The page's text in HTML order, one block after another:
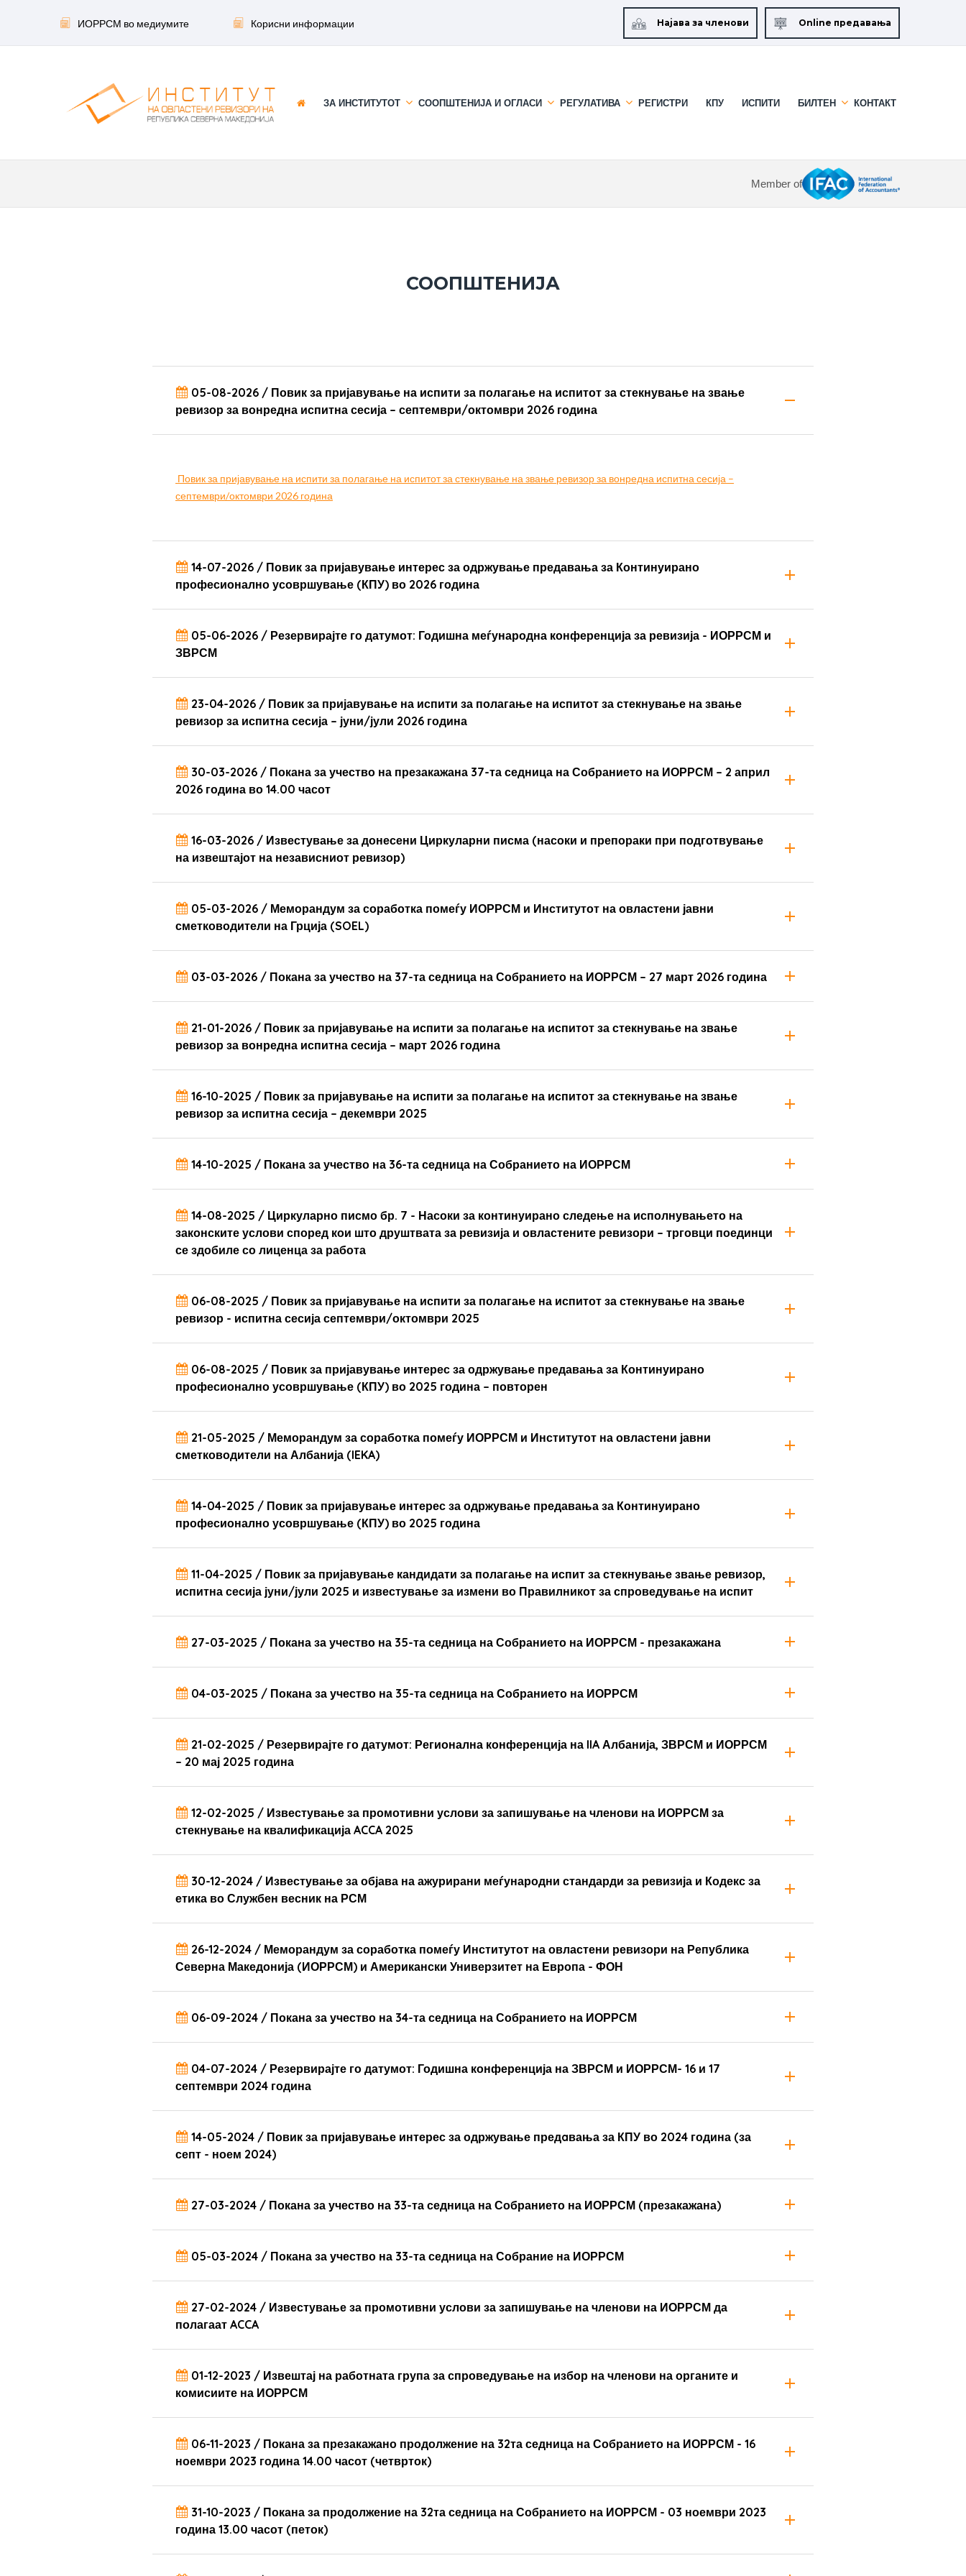
ИОРРСМ во медиумите Корисни информации Најава за членови Online предавања
ЗА ИНСТИТУТОТ СООПШТЕНИЈА И ОГЛАСИ РЕГУЛАТИВА РЕГИСТРИ КПУ ИСПИТИ БИЛТЕН КОНТАКТ
Member of
СООПШТЕНИЈА
05-08-2026 / Повик за пријавување на испити за полагање на испитот за стекнување на звање
ревизор за вонредна испитна сесија – септември/октомври 2026 година
Повик за пријавување на испити за полагање на испитот за стекнување на звање ревизор за вонредна испитна сесија –
септември/октомври 2026 година
14-07-2026 / Повик за пријавување интерес за одржување предавања за Континуирано
професионално усовршување (КПУ) во 2026 година
05-06-2026 / Резервирајте го датумот: Годишна меѓународна конференција за ревизија - ИОРРСМ и
ЗВРСМ
23-04-2026 / Повик за пријавување на испити за полагање на испитот за стекнување на звање
ревизор за испитна сесија – јуни/јули 2026 година
30-03-2026 / Покана за учество на презакажана 37-та седница на Собранието на ИОРРСМ – 2 април
2026 година во 14.00 часот
16-03-2026 / Известување за донесени Циркуларни писма (насоки и препораки при подготвување
на извештајот на независниот ревизор)
05-03-2026 / Меморандум за соработка помеѓу ИОРРСМ и Институтот на овластени јавни
сметководители на Грција (SOEL)
03-03-2026 / Покана за учество на 37-та седница на Собранието на ИОРРСМ – 27 март 2026 година
21-01-2026 / Повик за пријавување на испити за полагање на испитот за стекнување на звање
ревизор за вонредна испитна сесија – март 2026 година
16-10-2025 / Повик за пријавување на испити за полагање на испитот за стекнување на звање
ревизор за испитна сесија – декември 2025
14-10-2025 / Покана за учество на 36-та седница на Собранието на ИОРРСМ
14-08-2025 / Циркуларно писмо бр. 7 - Насоки за континуирано следење на исполнувањето на
законските услови според кои што друштвата за ревизија и овластените ревизори – трговци поединци
се здобиле со лиценца за работа
06-08-2025 / Повик за пријавување на испити за полагање на испитот за стекнување на звање
ревизор - испитна сесија септември/октомври 2025
06-08-2025 / Повик за пријавување интерес за одржување предавања за Континуирано
професионално усовршување (КПУ) во 2025 година – повторен
21-05-2025 / Меморандум за соработка помеѓу ИОРРСМ и Институтот на овластени јавни
сметководители на Албанија (IEKA)
14-04-2025 / Повик за пријавување интерес за одржување предавања за Континуирано
професионално усовршување (КПУ) во 2025 година
11-04-2025 / Повик за пријавување кандидати за полагање на испит за стекнување звање ревизор,
испитна сесија јуни/јули 2025 и известување за измени во Правилникот за спроведување на испит
27-03-2025 / Покана за учество на 35-та седница на Собранието на ИОРРСМ - презакажана
04-03-2025 / Покана за учество на 35-та седница на Собранието на ИОРРСМ
21-02-2025 / Резервирајте го датумот: Регионална конференција на IIA Албанија, ЗВРСМ и ИОРРСМ
– 20 мај 2025 година
12-02-2025 / Известување за промотивни услови за запишување на членови на ИОРРСМ за
стекнување на квалификација ACCA 2025
30-12-2024 / Известување за објава на ажурирани меѓународни стандарди за ревизија и Кодекс за
етика во Службен весник на РСМ
26-12-2024 / Меморандум за соработка помеѓу Институтот на овластени ревизори на Република
Северна Македонија (ИОРРСМ) и Американски Универзитет на Европа - ФОН
06-09-2024 / Покана за учество на 34-та седница на Собранието на ИОРРСМ
04-07-2024 / Резервирајте го датумот: Годишна конференција на ЗВРСМ и ИОРРСМ- 16 и 17
септември 2024 година
14-05-2024 / Повик за пријавување интерес за одржување предaвања за КПУ во 2024 година (за
септ - ноем 2024)
27-03-2024 / Покана за учество на 33-та седница на Собранието на ИОРРСМ (презакажана)
05-03-2024 / Покана за учество на 33-та седница на Собрание на ИОРРСМ
27-02-2024 / Известување за промотивни услови за запишување на членови на ИОРРСМ да
полагаат ACCA
01-12-2023 / Извештај на работната група за спроведување на избор на членови на органите и
комисиите на ИОРРСМ
06-11-2023 / Покана за презакажано продолжение на 32та седница на Собранието на ИОРРСМ - 16
ноември 2023 година 14.00 часот (четврток)
31-10-2023 / Покана за продолжение на 32та седница на Собранието на ИОРРСМ - 03 ноември 2023
година 13.00 часот (петок)